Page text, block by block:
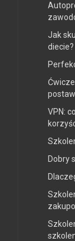
Jak
diecie?
VPN:
Dobry